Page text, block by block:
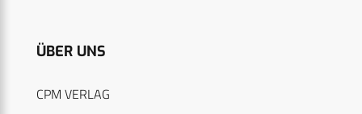
ÜBER UNS
CPM VERLAG